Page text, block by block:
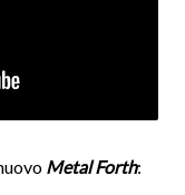
Metal Forth: